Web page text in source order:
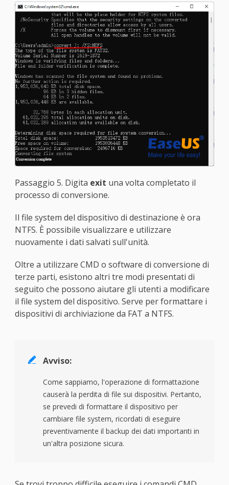
Passaggio 5. Digita exit una volta completato il
processo di conversione.
Il file system del dispositivo di destinazione è ora
NTFS. È possibile visualizzare e utilizzare
nuovamente i dati salvati sull'unità.
Oltre a utilizzare CMD o software di conversione di
terze parti, esistono altri tre modi presentati di
seguito che possono aiutare gli utenti a modificare
il file system del dispositivo. Serve per formattare i
dispositivi di archiviazione da FAT a NTFS.
 Avviso:
Come sappiamo, l'operazione di formattazione
causerà la perdita di file sui dispositivi. Pertanto,
se prevedi di formattare il dispositivo per
cambiare file system, ricordati di eseguire
preventivamente il backup dei dati importanti in
un'altra posizione sicura.